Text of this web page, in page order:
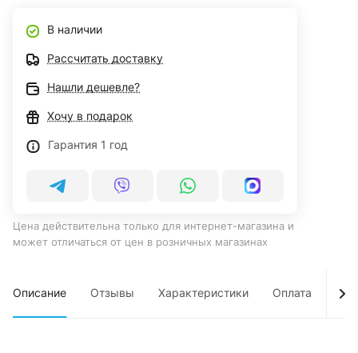
В наличии
Рассчитать доставку
Нашли дешевле?
Хочу в подарок
Гарантия 1 год
Цена действительна только для интернет-магазина и
может отличаться от цен в розничных магазинах
Описание Отзывы Характеристики Оплата